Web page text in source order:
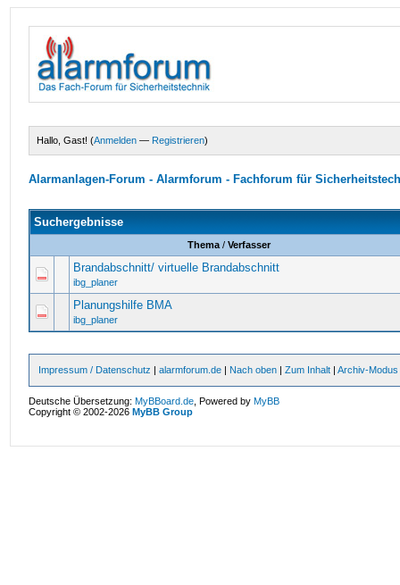
Hallo, Gast! (Anmelden — Registrieren)
Alarmanlagen-Forum - Alarmforum - Fachforum für
Suchergebnisse
Thema /Verfasser
Brandabschnitt/ virtuelle Brandabschnitt
ibg_planer
Planungshilfe BMA
ibg_planer
Impressum / Datenschutz |alarmforum.de | Nach oben |Zum Inhalt |Archiv-Modus
Deutsche Übersetzung:MyBBoard.de , Powered byMyBB
Copyright © 2002-2026MyBB Group